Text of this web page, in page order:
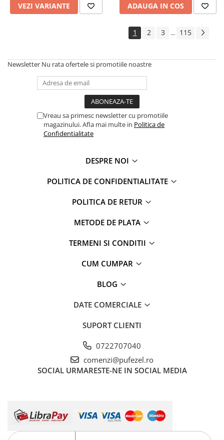
VEZI VARIANTE ADAUGA IN COS
1 2 3 ... 115
Newsletter Nu rata ofertele si promotiile noastre
Vreau sa primesc newsletter cu promotiile
magazinului. Afla mai multe in Politica de
Confidentialitate
DESPRE NOI
POLITICA DE CONFIDENTIALITATE
POLITICA DE RETUR
METODE DE PLATA
TERMENI SI CONDITII
CUM CUMPAR
BLOG
DATE COMERCIALE
SUPORT CLIENTI
0722707040
comenzi@pufezel.ro
SOCIAL URMARESTE-NE IN SOCIAL MEDIA